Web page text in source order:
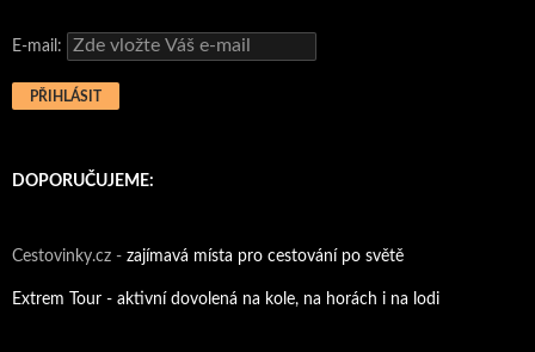
E-mail:
DOPORUČUJEME:
Cestovinky.cz - zajímavá místa pro cestování po světě
Extrem Tour - aktivní dovolená na kole, na horách i na lodi